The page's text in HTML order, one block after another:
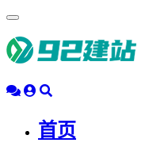
动
导
首页